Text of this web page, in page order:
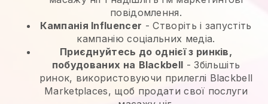
повідомлення.
Кампанія Influencer - Створіть і запустіть
кампанію соціальних медіа.
Приєднуйтесь до однієї з ринків,
побудованих на Blackbell -Збільшіть
ринок, використовуючи прилеглі Blackbell
Marketplaces, щоб продати свої послуги